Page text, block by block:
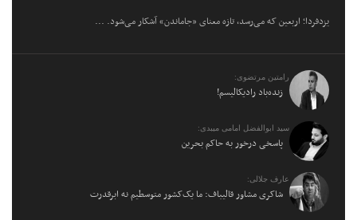
یزدفردا؛ اربعین که می‌رسد، تازه معنای «جاماندن» آشکار می‌شود. ...
رامتین مرتضوی:
زنده‌باد رادیکالیسم!
سید ابوالفضل امامی میبدی:
پاسخی درخور به حاکم بحرین
عارف جلالی:
شاکری مشاور قالیباف: ما یک‌کشور متوسطیم نه ابرقدرت